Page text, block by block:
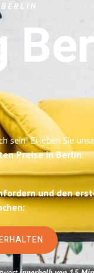
sein! Erleben Sie
Preise in Berlin.
und den